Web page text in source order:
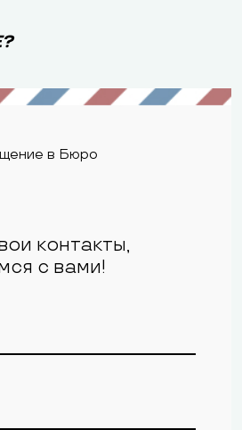
в Бюро
контакты,
с вами!